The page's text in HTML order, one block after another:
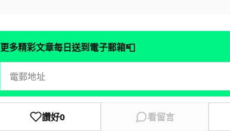
更多精彩文章每日送到電子郵箱📮
讚好0 看留言